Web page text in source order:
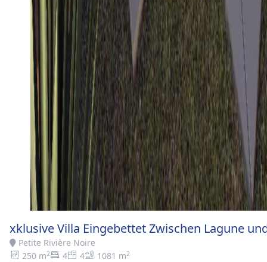
xklusive Villa Eingebettet Zwischen Lagune
Petite Rivière Noire
250 m2 4 4 1081 m2